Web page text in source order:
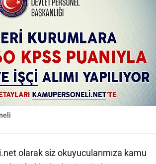
olarak siz okuyucularımıza kamu